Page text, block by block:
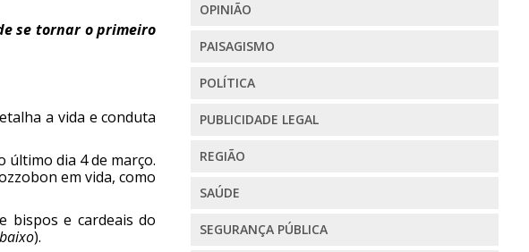
se tornar o primeiro
a vida e conduta
último dia 4 de março.
em vida, como
bispos e cardeais do
).
OPINIÃO
PAISAGISMO
POLÍTICA
PUBLICIDADE LEGAL
REGIÃO
SAÚDE
SEGURANÇA PÚBLICA